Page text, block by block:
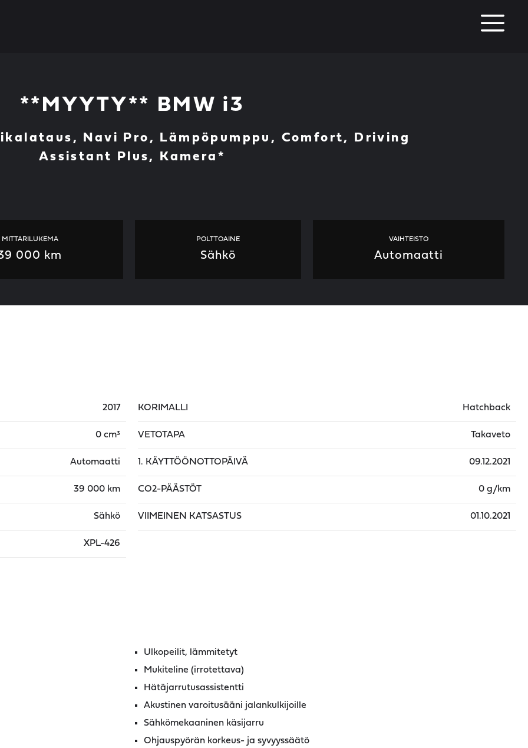
**MYYTY** BMW i3
Navi Pro, Lämpöpumppu, Comfort, Driving
Assistant Plus, Kamera*
MITTARILUKEMA
000 km
POLTTOAINE
Sähkö
VAIHTEISTO
Automaatti
2017
0 cm³
Automaatti
39 000 km
Sähkö
XPL-426
KORIMALLI Hatchback
VETOTAPA Takaveto
1. KÄYTTÖÖNOTTOPÄIVÄ 09.12.2021
CO2-PÄÄSTÖT 0 g/km
VIIMEINEN KATSASTUS 01.10.2021
Ulkopeilit, lämmitetyt
Mukiteline (irrotettava)
Hätäjarrutusassistentti
Akustinen varoitusääni jalankulkijoille
Sähkömekaaninen käsijarru
Ohjauspyörän korkeus- ja syvyyssäätö